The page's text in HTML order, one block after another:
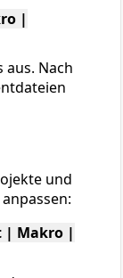
|
aus. Nach
und
| Makro |